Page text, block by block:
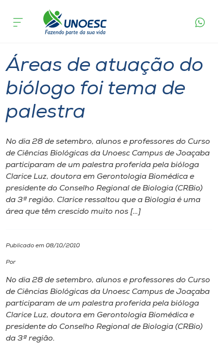
Cursos
Pesquisa
Atendimento ao Estudante
Portal de Ensino
A
Internacionalização
Cultura
CPA
acontece
Áreas de atuação do
biólogo foi tema de
palestra
No dia 28 de setembro, alunos e professores do Curso
de Ciências Biológicas da Unoesc Campus de Joaçaba
participaram de um palestra proferida pela bióloga
Clarice Luz, doutora em Gerontologia Biomédica e
presidente do Conselho Regional de Biologia (CRBio)
da 3ª região. Clarice ressaltou que a Biologia é uma
área que têm crescido muito nos […]
Publicado em 08/10/2010
Por
No dia 28 de setembro, alunos e professores do Curso
de Ciências Biológicas da Unoesc Campus de Joaçaba
participaram de um palestra proferida pela bióloga
Clarice Luz, doutora em Gerontologia Biomédica e
presidente do Conselho Regional de Biologia (CRBio)
da 3ª região.